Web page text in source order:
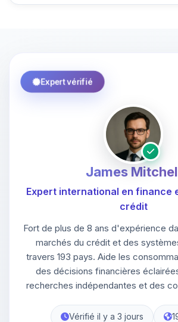
Expert vérifié
James
Expert international en finance
crédit
Fort de plus de 8 ans d'expérience
marchés du crédit et des
travers 193 pays. Aide les
des décisions financières
recherches indépendantes et des
Vérifié il y a 3 jours